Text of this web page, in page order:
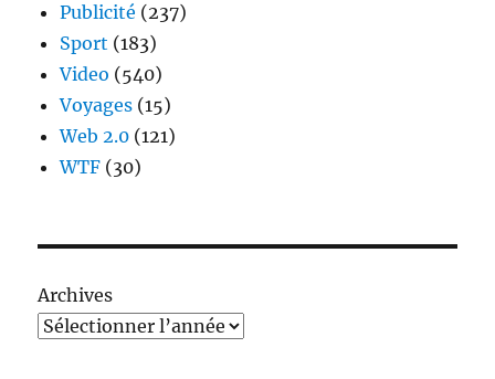
Publicité (237)
Sport (183)
Video (540)
Voyages (15)
Web 2.0 (121)
WTF (30)
Archives